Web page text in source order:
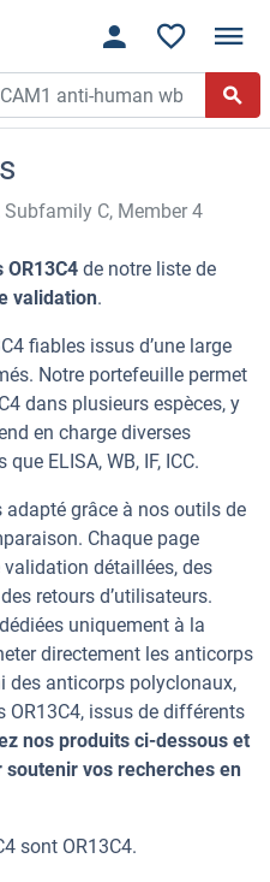
C, Member 4
de notre liste de
validation.
fiables issus d’une large
Notre portefeuille permet
dans plusieurs espèces, y
en charge diverses
ELISA, WB, IF, ICC.
adapté grâce à nos outils de
Chaque page
détaillées, des
retours d’utilisateurs.
uniquement à la
directement les anticorps
des anticorps polyclonaux,
issus de différents
nos produits ci-dessous et
vos recherches en
sont OR13C4.